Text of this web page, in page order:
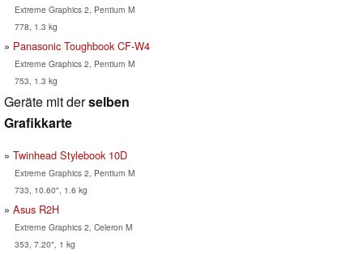
Extreme Graphics 2, Pentium M
778, 1.3 kg
Panasonic Toughbook CF-W4
Extreme Graphics 2, Pentium M
753, 1.3 kg
Geräte mit derselben
Grafikkarte
Twinhead Stylebook 10D
Extreme Graphics 2, Pentium M
733, 10.60", 1.6 kg
Asus R2H
Extreme Graphics 2, Celeron M
353, 7.20", 1 kg